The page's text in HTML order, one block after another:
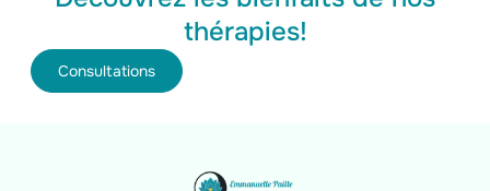
thérapies!
Consultations